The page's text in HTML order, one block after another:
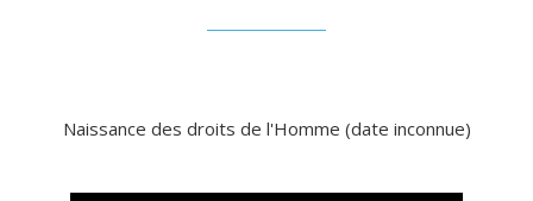
Naissance des droits de l'Homme (date inconnue)